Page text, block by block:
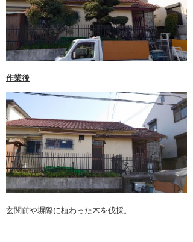
6月 2020 (2)
5月 2020 (2)
4月 2020 (2)
3月 2020 (2)
2月 2020 (1)
1月 2020 (2)
12月 2019 (2)
11月 2019 (2)
10月 2019 (2)
作業後
玄関前や塀際に植わった木を伐採。